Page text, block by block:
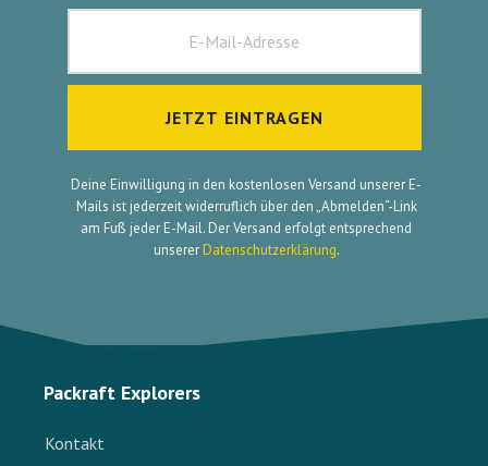
JETZT EINTRAGEN
Deine Einwilligung in den kostenlosen Versand unserer E-
Mails ist jederzeit widerruflich über den „Abmelden“-Link
am Fuß jeder E-Mail. Der Versand erfolgt entsprechend
unserer Datenschutzerklärung.
Packraft Explorers
Kontakt